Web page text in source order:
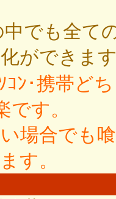
中でも全て
ができま
ﾝ･携帯ど
す。
場合でも
す。